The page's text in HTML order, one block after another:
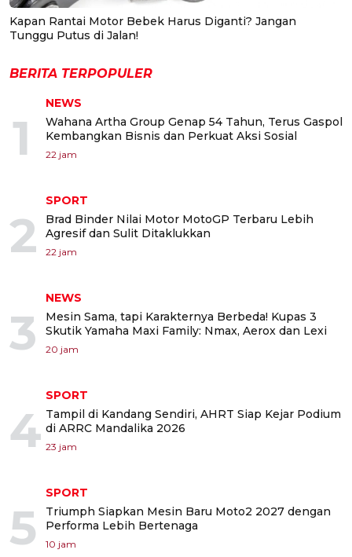
Kapan Rantai Motor Bebek Harus Diganti? Jangan
Tunggu Putus di Jalan!
BERITA TERPOPULER
1
NEWS
Wahana Artha Group Genap 54 Tahun, Terus Gaspol
Kembangkan Bisnis dan Perkuat Aksi Sosial
22 jam
2
SPORT
Brad Binder Nilai Motor MotoGP Terbaru Lebih
Agresif dan Sulit Ditaklukkan
22 jam
3
NEWS
Mesin Sama, tapi Karakternya Berbeda! Kupas 3
Skutik Yamaha Maxi Family: Nmax, Aerox dan Lexi
20 jam
4
SPORT
Tampil di Kandang Sendiri, AHRT Siap Kejar Podium
di ARRC Mandalika 2026
23 jam
5
SPORT
Triumph Siapkan Mesin Baru Moto2 2027 dengan
Performa Lebih Bertenaga
10 jam